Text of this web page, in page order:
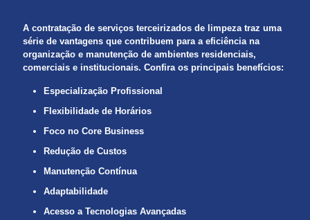
A contratação de serviços terceirizados de limpeza traz uma
série de vantagens que contribuem para a eficiência na
organização e manutenção de ambientes residenciais,
comerciais e institucionais. Confira os principais benefícios:
Especialização Profissional
Flexibilidade de Horários
Foco no Core Business
Redução de Custos
Manutenção Contínua
Adaptabilidade
Acesso a Tecnologias Avançadas